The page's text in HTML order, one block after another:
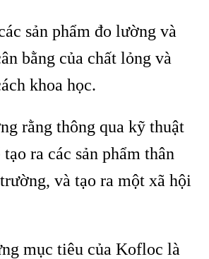
sản phẩm đo lường và
bằng của chất lỏng và
khoa học.
rằng thông qua kỹ thuật
ra các sản phẩm thân
và tạo ra một xã hội
mục tiêu của Kofloc là